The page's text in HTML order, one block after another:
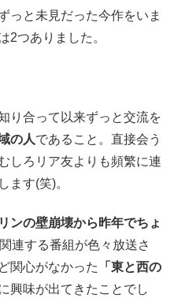
っと未見だった今作をいま
2つありました。
り合って以来ずっと交流を
の人であること。直接会う
しろリア友よりも頻繁に連
ます(笑)。
ンの壁崩壊から昨年でちょ
連する番組が色々放送さ
関心がなかった
「東と西の
興味が出てきたことでし